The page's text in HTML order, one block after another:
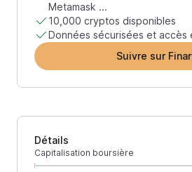
Metamask ...
10,000 cryptos disponibles
Données sécurisées et accès
Suivre sur
Détails
Capitalisation boursière